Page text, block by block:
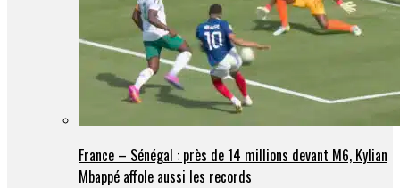
France – Sénégal : près de 14 millions devant M6, Kylian
Mbappé affole aussi les records